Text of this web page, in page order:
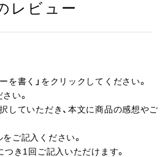
レビュー
を書く」をクリックしてください。
い。
していただき、本文に商品の感想やご
ご記入ください。
き1回ご記入いただけます。